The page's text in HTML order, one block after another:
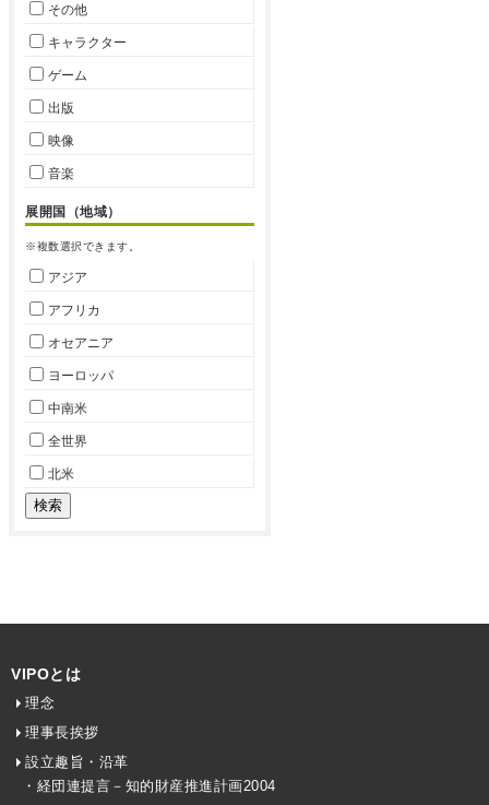
その他
キャラクター
ゲーム
出版
映像
音楽
展開国（地域）
※複数選択できます。
アジア
アフリカ
オセアニア
ヨーロッパ
中南米
全世界
北米
VIPOとは
理念
理事長挨拶
設立趣旨・沿革
・経団連提言－知的財産推進計画2004